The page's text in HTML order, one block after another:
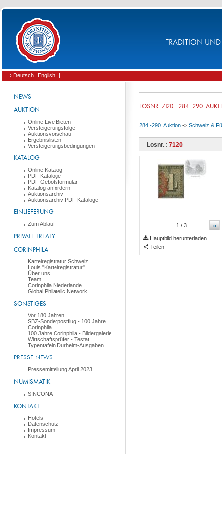
TRADITION UND
› Deutsch English |
NEWS
AUKTION
Online Live Bieten
Versteigerungsfolge
Auktionsvorschau
Ergebnislisten
Versteigerungsbedingungen
KATALOG
Online Katalog
PDF Kataloge
PDF Gebotsformular
Katalog anfordern
Auktionsarchiv
Auktionsarchiv PDF Kataloge
EINLIEFERUNG
Zum Ablauf
PRIVATE TREATY
CORINPHILA
Karteiregistratur Schweiz
Louis "Karteiregistratur"
Über uns
Team
Corinphila Niederlande
Global Philatelic Network
SONSTIGES
Vor 180 Jahren ...
SBZ-Sonderpostflug - 100 Jahre
Corinphila
100 Jahre Corinphila - Bildergalerie
Wirtschaftsprüfer - Testat
Typentafeln Durheim-Ausgaben
PRESSE-NEWS
Pressemitteilung April 2023
NUMISMATIK
SINCONA
KONTAKT
Hotels
Datenschutz
Impressum
Kontakt
LOSNR. 7120 - 284.-290.
284.-290. Auktion -> Schweiz &
Losnr. : 7120
»
1 / 3
Hauptbild herunterladen
Teilen